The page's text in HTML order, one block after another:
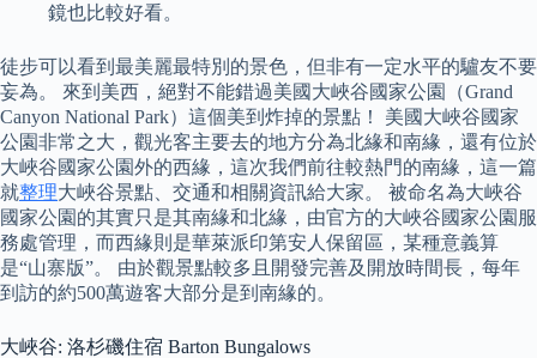
鏡也比較好看。
徒步可以看到最美麗最特別的景色，但非有一定水平的驢友不要
妄為。 來到美西，絕對不能錯過美國大峽谷國家公園（Grand
Canyon National Park）這個美到炸掉的景點！ 美國大峽谷國家
公園非常之大，觀光客主要去的地方分為北緣和南緣，還有位於
大峽谷國家公園外的西緣，這次我們前往較熱門的南緣，這一篇
就整理大峽谷景點、交通和相關資訊給大家。 被命名為大峽谷
國家公園的其實只是其南緣和北緣，由官方的大峽谷國家公園服
務處管理，而西緣則是華萊派印第安人保留區，某種意義算
是“山寨版”。 由於觀景點較多且開發完善及開放時間長，每年
到訪的約500萬遊客大部分是到南緣的。
大峽谷: 洛杉磯住宿 Barton Bungalows